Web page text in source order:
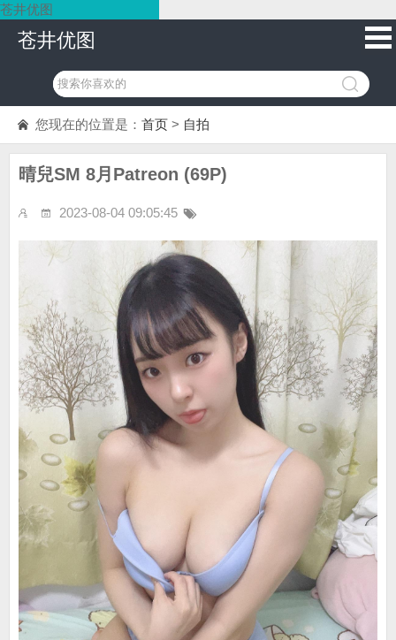
苍井优图
苍井优图
您现在的位置是： 首页 > 自拍
晴兒SM 8月Patreon (69P)
2023-08-04 09:05:45